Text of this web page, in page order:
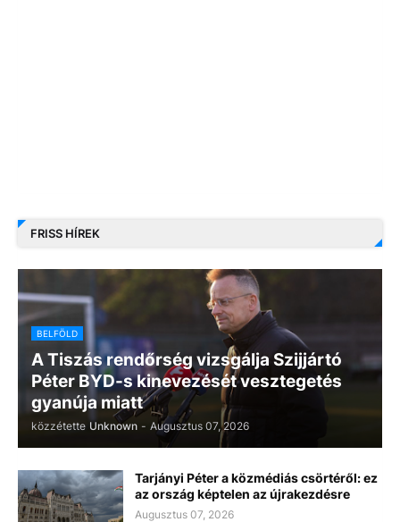
FRISS HÍREK
BELFÖLD
A Tiszás rendőrség vizsgálja Szijjártó
Péter BYD-s kinevezését vesztegetés
gyanúja miatt
közzétette Unknown - Augusztus 07, 2026
Tarjányi Péter a közmédiás csörtéről: ez
az ország képtelen az újrakezdésre
Augusztus 07, 2026